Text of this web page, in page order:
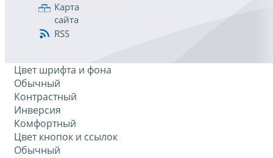
Карта
сайта
RSS
Цвет шрифта и фона
Обычный
Контрастный
Инверсия
Комфортный
Цвет кнопок и ссылок
Обычный